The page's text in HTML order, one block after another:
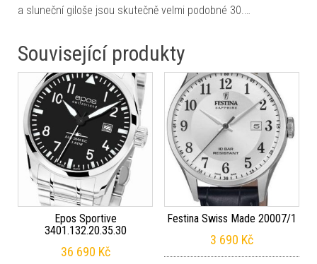
a sluneční giloše jsou skutečně velmi podobné 30.…
Související produkty
Epos Sportive
3401.132.20.35.30
36 690 Kč
Festina Swiss Made 20007/1
3 690 Kč